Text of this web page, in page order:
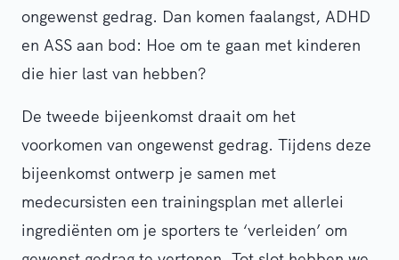
ongewenst gedrag. Dan komen faalangst, ADHD
en ASS aan bod: Hoe om te gaan met kinderen
die hier last van hebben?
De tweede bijeenkomst draait om het
voorkomen van ongewenst gedrag. Tijdens deze
bijeenkomst ontwerp je samen met
medecursisten een trainingsplan met allerlei
ingrediënten om je sporters te ‘verleiden’ om